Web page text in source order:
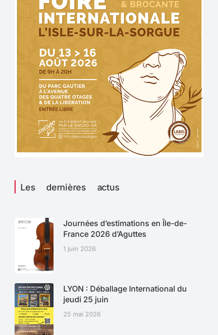
Les dernières actus
Journées d’estimations en Île-de-
France 2026 d’Aguttes
1 juin 2026
LYON : Déballage International du
jeudi 25 juin
25 mai 2026